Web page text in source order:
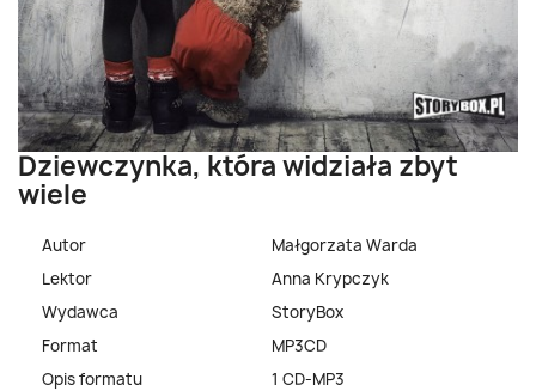
Dziewczynka, która widziała zbyt
wiele
Autor
Małgorzata Warda
Lektor
Anna Krypczyk
Wydawca
StoryBox
Format
MP3CD
Opis formatu
1 CD-MP3